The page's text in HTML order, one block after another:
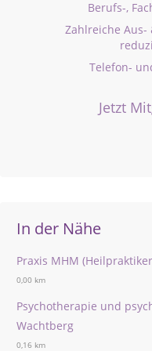
Berufs-,
Zahlreiche
Telefon-
Jetzt
In der Nähe
Praxis MHM
0,00 km
Psychotherapie und
Wachtberg
0,16 km